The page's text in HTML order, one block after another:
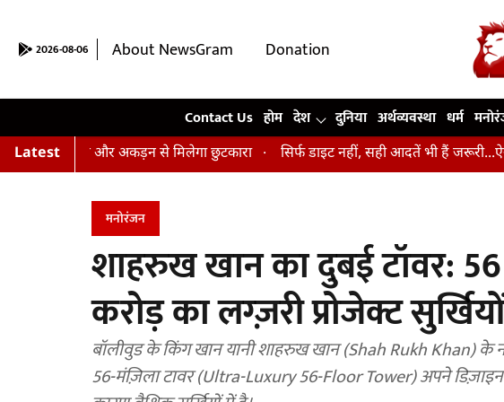
2026-08-06 About NewsGram
Donation
Contact Us होम देश दुनिया अर्थव्यवस्था धर्म
Latestऔर अकड़न से मिलेगा छुटकारा सिर्फ डाइट नहीं, सही आदतें भी हैं जरूरी...ऐसे रखें
मनोरंजन
शाहरुख खान का दुबई टॉवर:
करोड़ का लग्ज़री प्रोजेक्ट
बॉलीवुड के किंग खान यानी शाहरुख खान (Shah Rukh Khan) के
56-मंज़िला टावर (Ultra-Luxury 56-Floor Tower) अपने